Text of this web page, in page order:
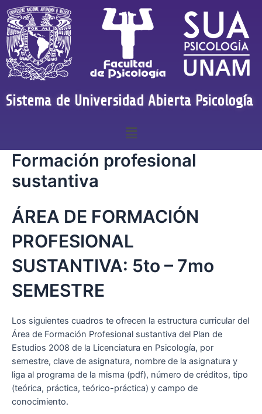
Sistema de Universidad Abierta Psicología
Formación profesional
sustantiva
ÁREA DE FORMACIÓN
PROFESIONAL
SUSTANTIVA: 5to – 7mo
SEMESTRE
Los siguientes cuadros te ofrecen la estructura curricular del
Área de Formación Profesional sustantiva del Plan de
Estudios 2008 de la Licenciatura en Psicología, por
semestre, clave de asignatura, nombre de la asignatura y
liga al programa de la misma (pdf), número de créditos, tipo
(teórica, práctica, teórico-práctica) y campo de
conocimiento.